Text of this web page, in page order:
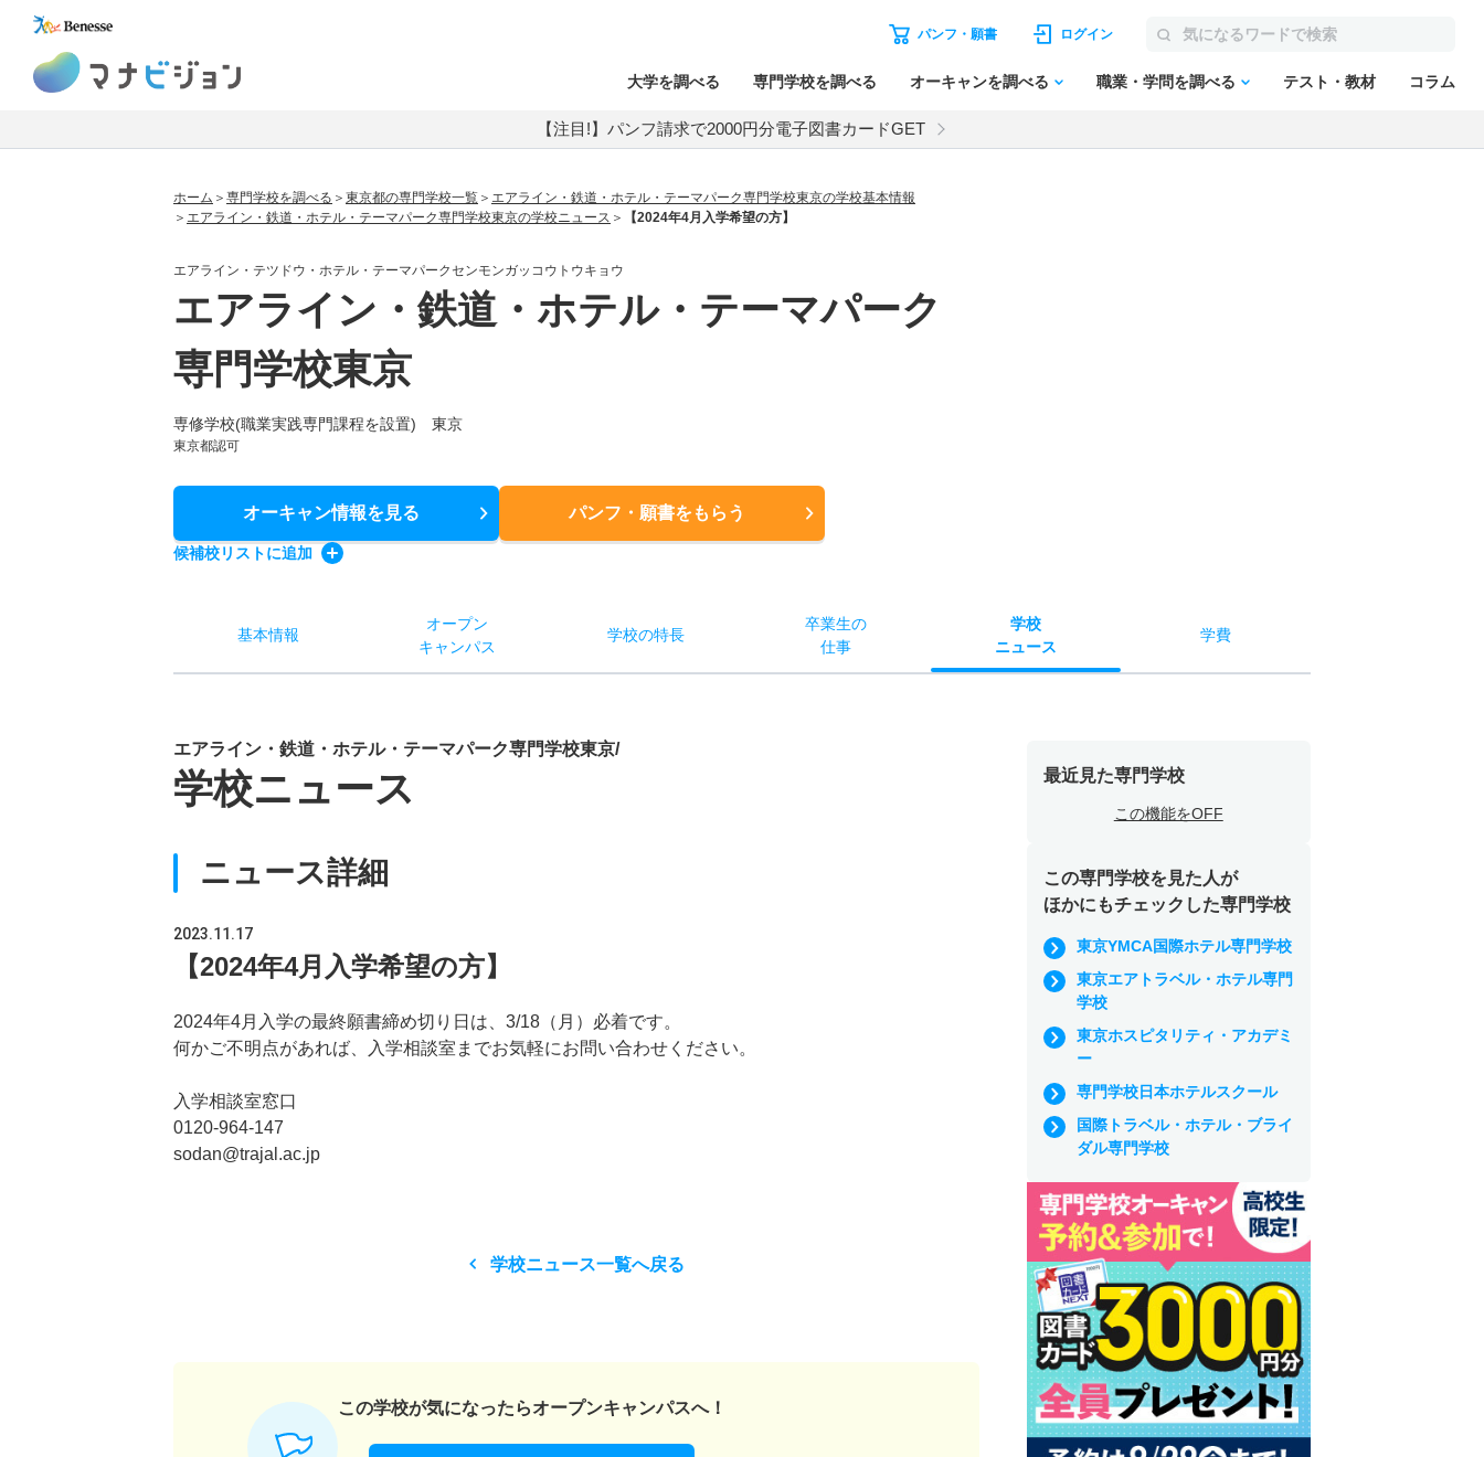
パンフ・願書 ログイン
大学を調べる 専門学校を調べる オーキャンを調べる 職業・学問を調べる テスト・教材 コラム
【注目!】パンフ請求で2000円分電子図書カードGET
ホーム 専門学校を調べる 東京都の専門学校一覧
エアライン・鉄道・ホテル・テーマパーク専門学校東京の学校基本情報
エアライン・鉄道・ホテル・テーマパーク専門学校東京の学校ニュース
【2024年4月入学希望の方】
エアライン・テツドウ・ホテル・テーマパークセンモンガッコウトウキョウ
エアライン・鉄道・ホテル・テーマパーク
専門学校東京
専修学校(職業実践専門課程を設置) 東京
東京都認可
オーキャン情報を見る パンフ・願書をもらう
候補校リストに追加
基本情報
オープン
キャンパス
学校の特長
卒業生の
仕事
学校
ニュース
学費
エアライン・鉄道・ホテル・テーマパーク専門学校東京/
学校ニュース
ニュース詳細
2023.11.17
【2024年4月入学希望の方】
2024年4月入学の最終願書締め切り日は、3/18（月）必着です。
何かご不明点があれば、入学相談室までお気軽にお問い合わせください。
入学相談室窓口
0120-964-147
sodan@trajal.ac.jp
学校ニュース一覧へ戻る
この学校が気になったらオープンキャンパスへ！
最近見た専門学校
この機能をOFF
この専門学校を見た人が
ほかにもチェックした専門学校
東京YMCA国際ホテル専門学校
東京エアトラベル・ホテル専門
学校
東京ホスピタリティ・アカデミ
ー
専門学校日本ホテルスクール
国際トラベル・ホテル・ブライ
ダル専門学校